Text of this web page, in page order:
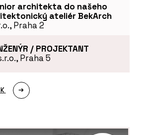
úložné systémy LINK -
by Javorina
architekta do našeho
ateliér BekArch
Praha 2
/ PROJEKTANT
Praha 5